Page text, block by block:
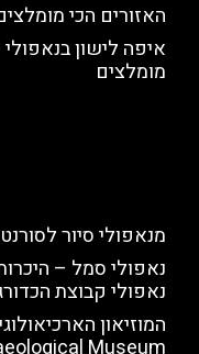
האזורים הכי
איפה לישון
מומלצים
מנאפולי סיור
נאפולי סמל –
נאפולי קבוצת